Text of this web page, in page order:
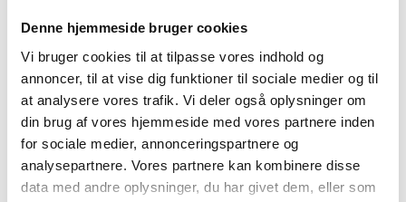
Denne hjemmeside bruger cookies
Vi bruger cookies til at tilpasse vores indhold og
annoncer, til at vise dig funktioner til sociale medier og til
at analysere vores trafik. Vi deler også oplysninger om
din brug af vores hjemmeside med vores partnere inden
for sociale medier, annonceringspartnere og
analysepartnere. Vores partnere kan kombinere disse
data med andre oplysninger, du har givet dem, eller som